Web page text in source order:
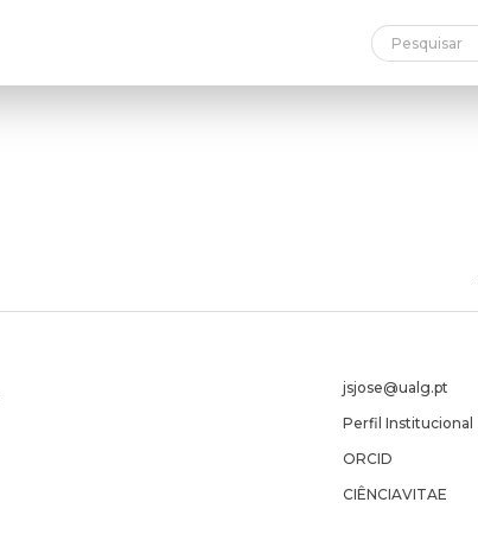
jsjose@ualg.pt
Perfil Institucional
ORCID
CIÊNCIAVITAE